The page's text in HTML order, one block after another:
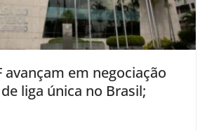
avançam em negociação
liga única no Brasil;